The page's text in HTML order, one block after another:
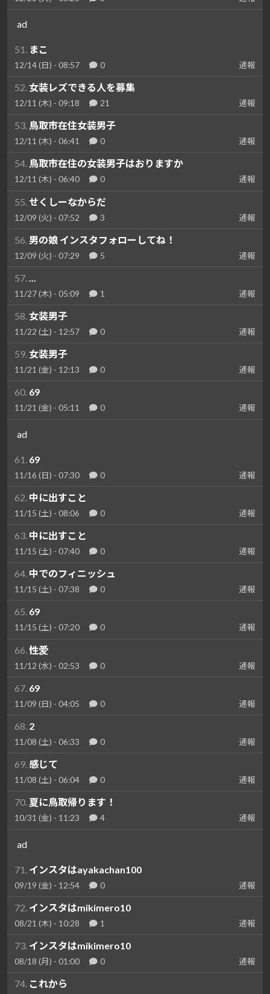
ad
51. まこ
12/14 (日) - 08:57 0 通報
52. 女装レズできる人を募集
12/11 (木) - 09:18 21 通報
53. 鳥取市在住女装男子
12/11 (木) - 06:41 0 通報
54. 鳥取市在住の女装男子はおりますか
12/11 (木) - 06:40 0 通報
55. せくしーなからだ
12/09 (火) - 07:52 3 通報
56. 男の娘 インスタフォローしてね！
12/09 (火) - 07:29 5 通報
57....
11/27 (木) - 05:09 1 通報
58. 女装男子
11/22 (土) - 12:57 0 通報
59. 女装男子
11/21 (金) - 12:13 0 通報
60. 69
11/21 (金) - 05:11 0 通報
ad
61. 69
11/16 (日) - 07:30 0 通報
62. 中に出すこと
11/15 (土) - 08:06 0 通報
63. 中に出すこと
11/15 (土) - 07:40 0 通報
64. 中でのフィニッシュ
11/15 (土) - 07:38 0 通報
65. 69
11/15 (土) - 07:20 0 通報
66. 性爱
11/12 (水) - 02:53 0 通報
67. 69
11/09 (日) - 04:05 0 通報
68. 2
11/08 (土) - 06:33 0 通報
69. 感じて
11/08 (土) - 06:04 0 通報
70. 夏に鳥取帰ります！
10/31 (金) - 11:23 4 通報
ad
71. インスタはayakachan100
09/19 (金) - 12:54 0 通報
72. インスタはmikimero10
08/21 (木) - 10:28 1 通報
73. インスタはmikimero10
08/18 (月) - 01:00 0 通報
74. これから